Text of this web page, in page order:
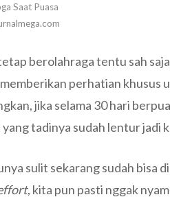
Saat Puasa
berolahraga tentu sah
perhatian khusus
jika selama 30 hari
tadinya sudah lentur jadi
sulit sekarang sudah bisa
, kita pun pasti nggak